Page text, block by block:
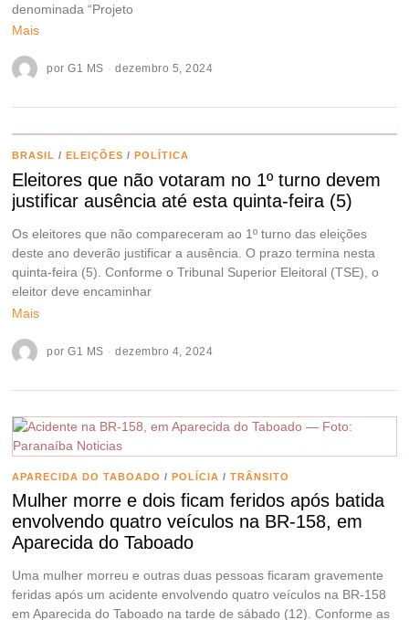
denominada “Projeto
Mais
porG1 MS dezembro 5, 2024
BRASIL / ELEIÇÕES / POLÍTICA
Eleitores que não votaram no 1º turno devem
justificar ausência até esta quinta-feira (5)
Os eleitores que não compareceram ao 1º turno das eleições
deste ano deverão justificar a ausência. O prazo termina nesta
quinta-feira (5). Conforme o Tribunal Superior Eleitoral (TSE), o
eleitor deve encaminhar
Mais
porG1 MS dezembro 4, 2024
APARECIDA DO TABOADO / POLÍCIA / TRÂNSITO
Mulher morre e dois ficam feridos após batida
envolvendo quatro veículos na BR-158, em
Aparecida do Taboado
Uma mulher morreu e outras duas pessoas ficaram gravemente
feridas após um acidente envolvendo quatro veículos na BR-158
em Aparecida do Taboado na tarde de sábado (12). Conforme as